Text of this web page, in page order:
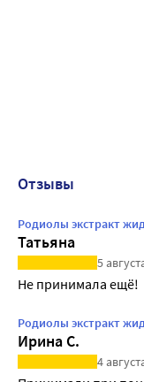
Отзывы
Родиолы экстракт
Татьяна
5
Не принимала ещё!
Родиолы экстракт
Ирина С.
4